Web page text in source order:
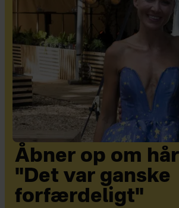
Åbner op om
"Det var ganske
forfærdeligt"